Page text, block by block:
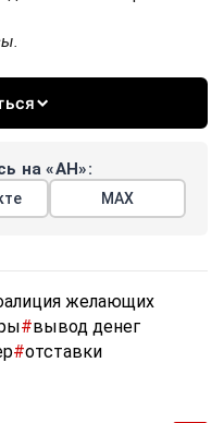
на «АН»:
МАХ
желающих
#вывод денег
#отставки